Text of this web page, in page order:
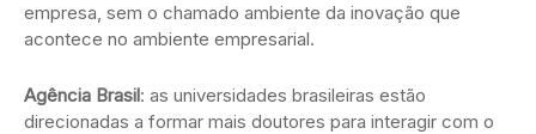
empresa, sem o chamado ambiente da inovação que
acontece no ambiente empresarial.
Agência Brasil: as universidades brasileiras estão
direcionadas a formar mais doutores para interagir com o